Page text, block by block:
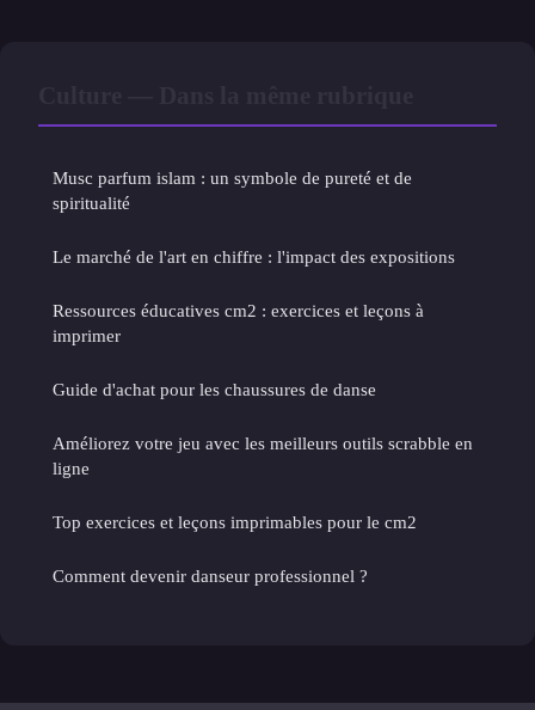
Musc parfum islam : un symbole de pureté et de
spiritualité
Le marché de l'art en chiffre : l'impact des expositions
Ressources éducatives cm2 : exercices et leçons à
imprimer
Guide d'achat pour les chaussures de danse
Améliorez votre jeu avec les meilleurs outils scrabble en
ligne
Top exercices et leçons imprimables pour le cm2
Comment devenir danseur professionnel ?